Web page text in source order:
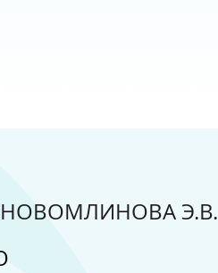
НОВОМЛИНОВА Э.В.